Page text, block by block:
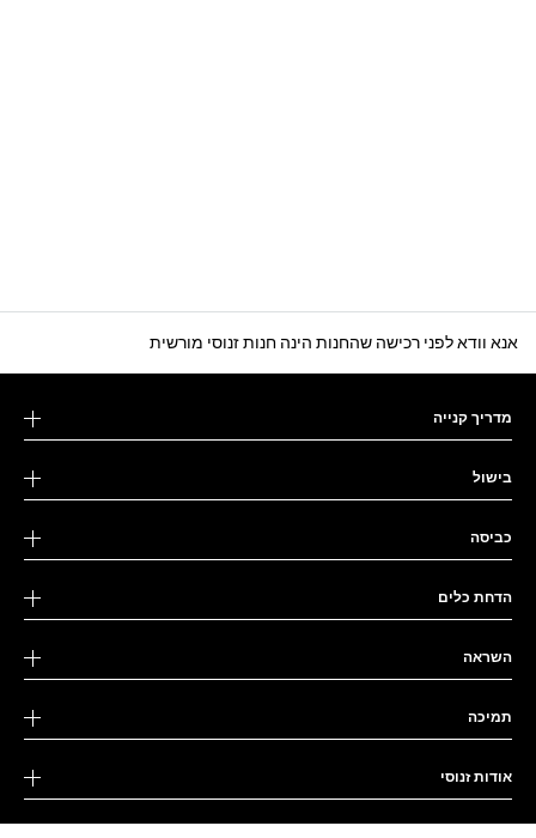
אנא וודא לפני רכישה שהחנות הינה חנות זנוסי מורשית
מדריך קנייה
בישול
כביסה
הדחת כלים
השראה
תמיכה
אודות זנוסי